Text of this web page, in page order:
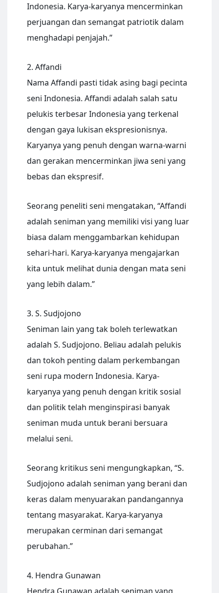
Indonesia. Karya-karyanya mencerminkan
perjuangan dan semangat patriotik dalam
menghadapi penjajah.”
2. Affandi
Nama Affandi pasti tidak asing bagi pecinta
seni Indonesia. Affandi adalah salah satu
pelukis terbesar Indonesia yang terkenal
dengan gaya lukisan ekspresionisnya.
Karyanya yang penuh dengan warna-warni
dan gerakan mencerminkan jiwa seni yang
bebas dan ekspresif.
Seorang peneliti seni mengatakan, “Affandi
adalah seniman yang memiliki visi yang luar
biasa dalam menggambarkan kehidupan
sehari-hari. Karya-karyanya mengajarkan
kita untuk melihat dunia dengan mata seni
yang lebih dalam.”
3. S. Sudjojono
Seniman lain yang tak boleh terlewatkan
adalah S. Sudjojono. Beliau adalah pelukis
dan tokoh penting dalam perkembangan
seni rupa modern Indonesia. Karya-
karyanya yang penuh dengan kritik sosial
dan politik telah menginspirasi banyak
seniman muda untuk berani bersuara
melalui seni.
Seorang kritikus seni mengungkapkan, “S.
Sudjojono adalah seniman yang berani dan
keras dalam menyuarakan pandangannya
tentang masyarakat. Karya-karyanya
merupakan cerminan dari semangat
perubahan.”
4. Hendra Gunawan